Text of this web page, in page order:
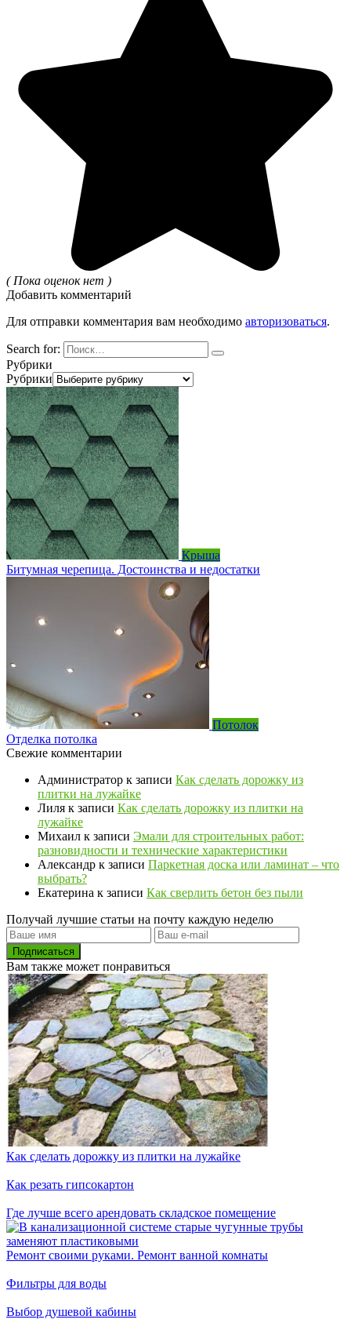
( Пока оценок нет )
Добавить комментарий
Для отправки комментария вам необходимо авторизоваться.
Search for:
Рубрики
Рубрики
Крыша
Битумная черепица. Достоинства и недостатки
Потолок
Отделка потолка
Свежие комментарии
Администратор к записи Как сделать дорожку из
плитки на лужайке
Лиля к записи Как сделать дорожку из плитки на
лужайке
Михаил к записи Эмали для строительных работ:
разновидности и технические характеристики
Александр к записи Паркетная доска или ламинат – что
выбрать?
Екатерина к записи Как сверлить бетон без пыли
Получай лучшие статьи на почту каждую неделю
Подписаться
Вам также может понравиться
Как сделать дорожку из плитки на лужайке
Как резать гипсокартон
Где лучше всего арендовать складское помещение
Ремонт своими руками. Ремонт ванной комнаты
Фильтры для воды
Выбор душевой кабины